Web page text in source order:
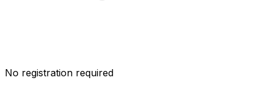
No registration required